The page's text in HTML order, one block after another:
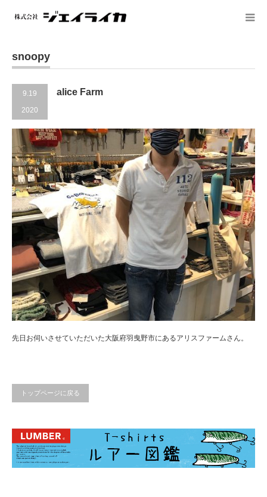
snoopy
9.19
2020
alice Farm
先日お伺いさせていただいた大阪府羽曳野市にあるアリスファームさん。
トップページに戻る